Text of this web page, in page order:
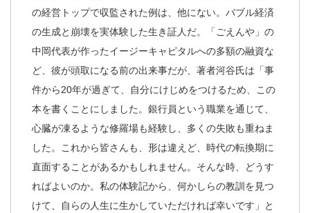
の経営トップで収監された例は、他にない。バブル経済
の生成と崩壊を実体験した生き証人だ。「ごえんや」の
中岡代表が作ったイージーキャピタルへの多額の融資な
ど、彼が頭取になる前の出来事だが、著者河谷氏は「事
件から20年が過ぎて、自分にけじめをつけるため、この
本を書くことにしました。銀行員という職業を通じて、
心臓が凍るような修羅場も経験し、多くの失敗も重ねま
した。これから皆さんも、形は違えど、時代の転換期に
直面することがあるかもしれません。そんな時、どうす
ればよいのか。私の体験記から、何かしらの教訓を見つ
けて、自らの人生に生かしていただければ幸いです」と